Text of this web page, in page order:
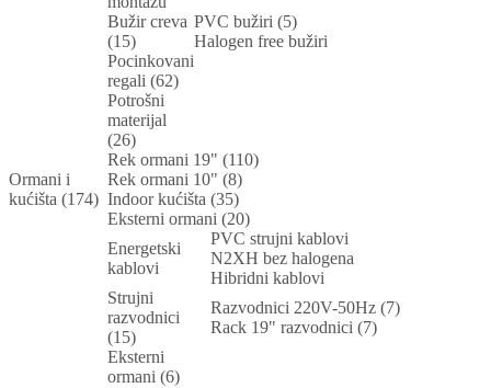
Bužir creva
(15)
PVC bužiri (5)
Halogen free bužiri
Pocinkovani
regali (62)
Potrošni
materijal
(26)
Ormani i
kućišta (174)
Rek ormani 19" (110)
Rek ormani 10" (8)
Indoor kućišta (35)
Eksterni ormani (20)
Energetski
kablovi
PVC strujni kablovi
N2XH bez halogena
Hibridni kablovi
Strujni
razvodnici
(15)
Razvodnici 220V-50Hz (7)
Rack 19" razvodnici (7)
Eksterni
ormani (6)